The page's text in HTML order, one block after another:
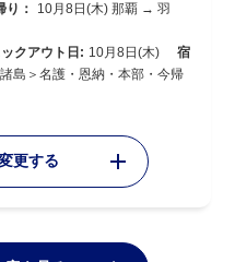
り：
10月8日(木) 那覇 → 羽
クアウト日: 10月8日(木)
宿
島＞名護・恩納・本部・今帰
更する